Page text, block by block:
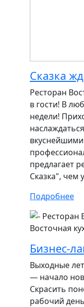
Сказка
Ресторан
в гости! В
недели!
предлагает
Сказка", чем
Подробнее
Бизнес-
Выходные
— начало
Скрасить
рабочий